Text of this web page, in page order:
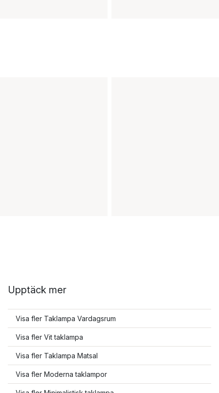
Upptäck mer
Visa fler Taklampa Vardagsrum
Visa fler Vit taklampa
Visa fler Taklampa Matsal
Visa fler Moderna taklampor